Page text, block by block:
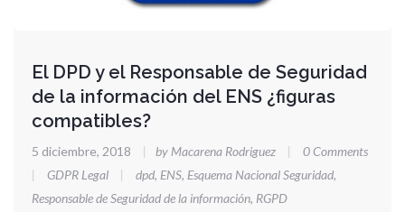
El DPD y el Responsable de Seguridad
de la información del ENS ¿figuras
compatibles?
5 diciembre, 2018 | by Macarena Rodriguez |
0 Comments
|
GDPR Legal | dpd, ENS, Esquema Nacional Seguridad,
Responsable de Seguridad de la información, RGPD